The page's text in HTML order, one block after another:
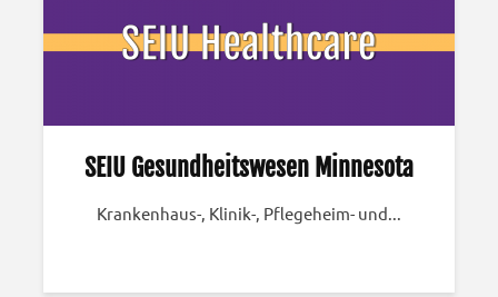
SEIU Gesundheitswesen Minnesota
Krankenhaus-, Klinik-, Pflegeheim- und...